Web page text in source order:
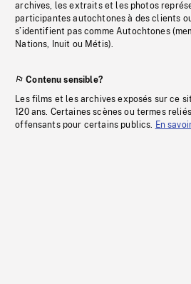
archives, les extraits et les photos
participantes autochtones à des clients
s’identifient pas comme Autochtones
Nations, Inuit ou Métis).
Contenu sensible?
Les films et les archives exposés sur ce
120 ans. Certaines scènes ou termes
offensants pour certains publics. En